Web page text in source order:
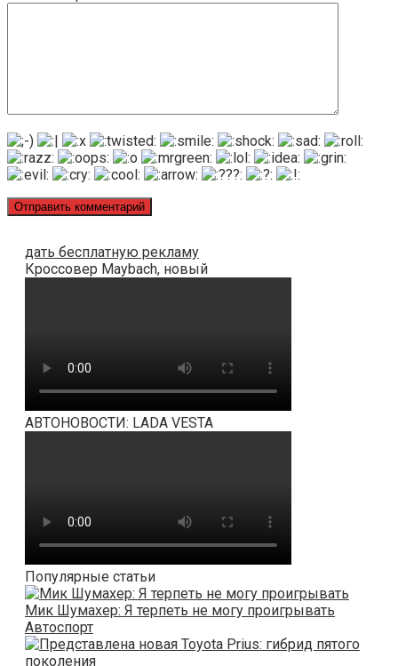
дать бесплатную рекламу
Кроссовер Maybach, новый
АВТОНОВОСТИ: LADA VESTA
Популярные статьи
Мик Шумахер: Я терпеть не могу проигрывать
Автоспорт